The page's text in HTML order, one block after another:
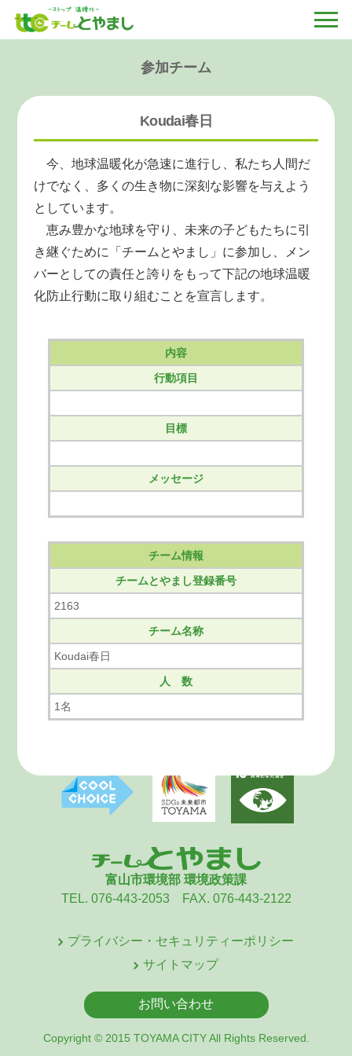
参加チーム
Koudai春日
今、地球温暖化が急速に進行し、私たち人間だ
けでなく、多くの生き物に深刻な影響を与えよう
としています。
恵み豊かな地球を守り、未来の子どもたちに引
き継ぐために「チームとやまし」に参加し、メン
バーとしての責任と誇りをもって下記の地球温暖
化防止行動に取り組むことを宣言します。
内容
行動項目
目標
メッセージ
チーム情報
チームとやまし登録番号
2163
チーム名称
Koudai春日
人 数
1名
富山市環境部 環境政策課
TEL. 076-443-2053 FAX. 076-443-2122
プライバシー・セキュリティーポリシー
サイトマップ
お問い合わせ
Copyright © 2015 TOYAMA CITY All Rights Reserved.